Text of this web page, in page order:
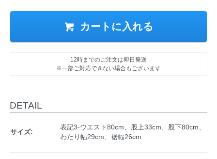
カートに入れる
12時までのご注文は即日発送
※一部ご対応できない場合もございます
DETAIL
サイズ:
表記3-ウエスト80cm、股上33cm、股下80cm、
わたり幅29cm、裾幅26cm